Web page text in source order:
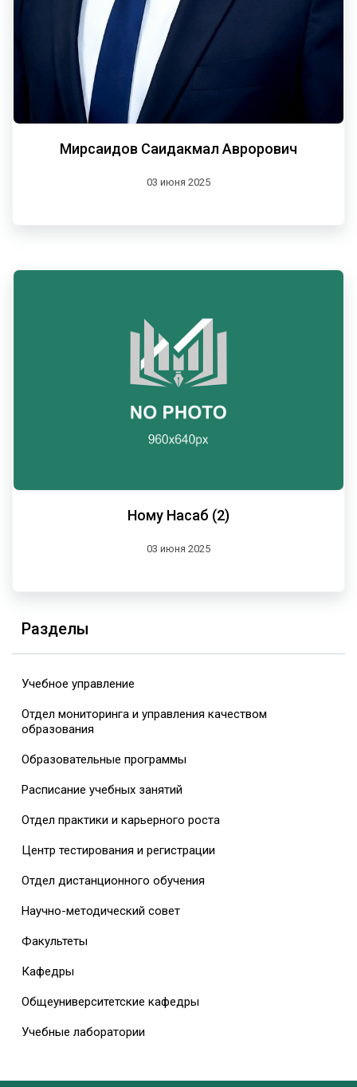
Мирсаидов Саидакмал Аврорович
03 июня 2025
Ному Насаб (2)
03 июня 2025
Разделы
Учебное управление
Отдел мониторинга и управления качеством
образования
Образовательные программы
Расписание учебных занятий
Отдел практики и карьерного роста
Центр тестирования и регистрации
Отдел дистанционного обучения
Научно-методический совет
Факультеты
Кафедры
Общеуниверситетские кафедры
Учебные лаборатории